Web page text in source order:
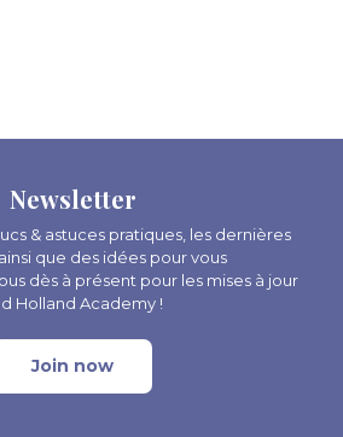
Newsletter
& astuces pratiques, les dernières
que des idées pour vous
dès à présent pour les mises à jour
Holland Academy !
Join now